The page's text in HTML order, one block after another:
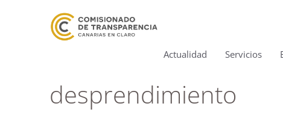
Actualidad Servicios
desprendimiento